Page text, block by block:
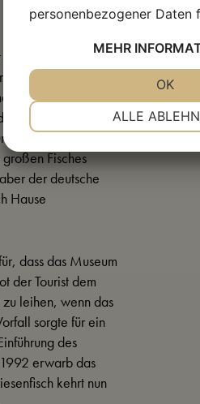
Pelzmuseum
dass ein großer
vergraben sei. Die
Museumskurator
An diesem
Fisches
der deutsche
Hause
dass das Museum
der Tourist dem
leihen, wenn das
sorgte für ein
des
erwarb das
kehrt nun
personenbezogener Daten
MEHR
MARKETING
ALLE
OK